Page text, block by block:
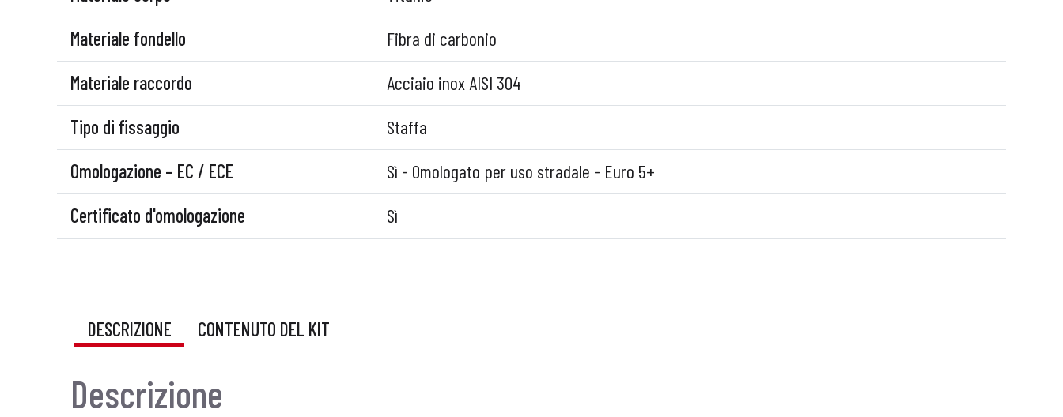
Materiale fondello
Fibra di carbonio
Materiale raccordo
Acciaio inox AISI 304
Tipo di fissaggio
Staffa
Omologazione – EC / ECE
Sì - Omologato per uso stradale - Euro 5+
Certificato d'omologazione
Sì
DESCRIZIONE CONTENUTO DEL KIT
Descrizione